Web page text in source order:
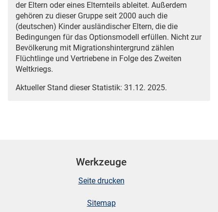
der Eltern oder eines Elternteils ableitet. Außerdem
gehören zu dieser Gruppe seit 2000 auch die
(deutschen) Kinder ausländischer Eltern, die die
Bedingungen für das Optionsmodell erfüllen. Nicht zur
Bevölkerung mit Migrationshintergrund zählen
Flüchtlinge und Vertriebene in Folge des Zweiten
Weltkriegs.
Aktueller Stand dieser Statistik: 31.12. 2025.
Werkzeuge
Seite drucken
Sitemap